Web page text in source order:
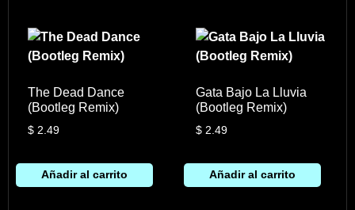
The Dead Dance
(Bootleg Remix)
$2.49
Añadir al carrito
Gata Bajo La Lluvia
(Bootleg Remix)
$ 2.49
Añadir al carrito